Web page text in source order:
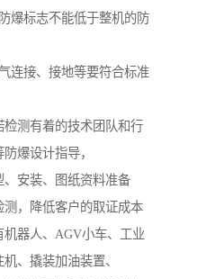
爆标志不能低于整机的防
连接、接地等要符合标准
测有着的技术团队和行
爆设计指导，
安装、图纸资料准备
，降低客户的取证成本
器人、AGV小车、工业
、撬装加油装置、